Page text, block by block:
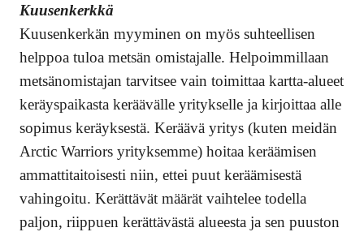
Kuusenkerkkä
Kuusenkerkän myyminen on myös suhteellisen
helppoa tuloa metsän omistajalle. Helpoimmillaan
metsänomistajan tarvitsee vain toimittaa kartta-alueet
keräyspaikasta keräävälle yritykselle ja kirjoittaa alle
sopimus keräyksestä. Keräävä yritys (kuten meidän
Arctic Warriors yrityksemme) hoitaa keräämisen
ammattitaitoisesti niin, ettei puut keräämisestä
vahingoitu. Kerättävät määrät vaihtelee todella
paljon, riippuen kerättävästä alueesta ja sen puuston